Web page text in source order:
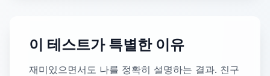
이 테스트가 특별한 이유
재미있으면서도 나를 정확히 설명하는 결과. 친구